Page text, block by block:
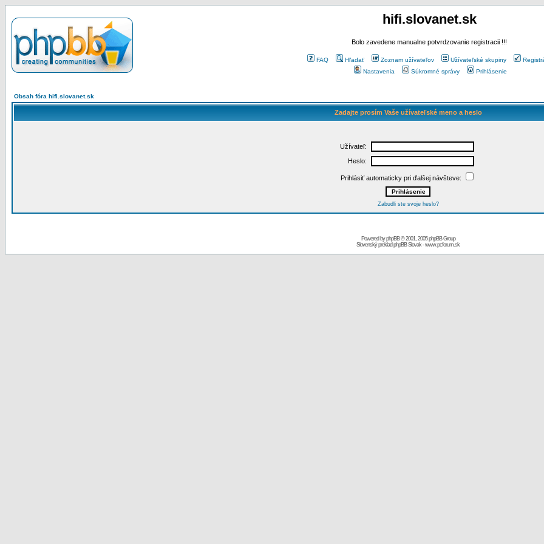
hifi.slovanet.sk
Bolo zavedene manualne potvrdzovanie registracii !!!
FAQ Hľadať Zoznam užívateľov Užívateľské skupiny
Nastavenia
Súkromné správy Prihlásenie
Obsah fóra hifi.slovanet.sk
Zadajte prosím Vaše užívateľské meno a heslo
Užívateľ:
Heslo:
Prihlásiť automaticky pri ďalšej návšteve:
Zabudli ste svoje heslo?
Powered byphpBB© 2001, 2005 phpBB Group
Slovenský preklad phpBB Slovak-www.pcforum.sk